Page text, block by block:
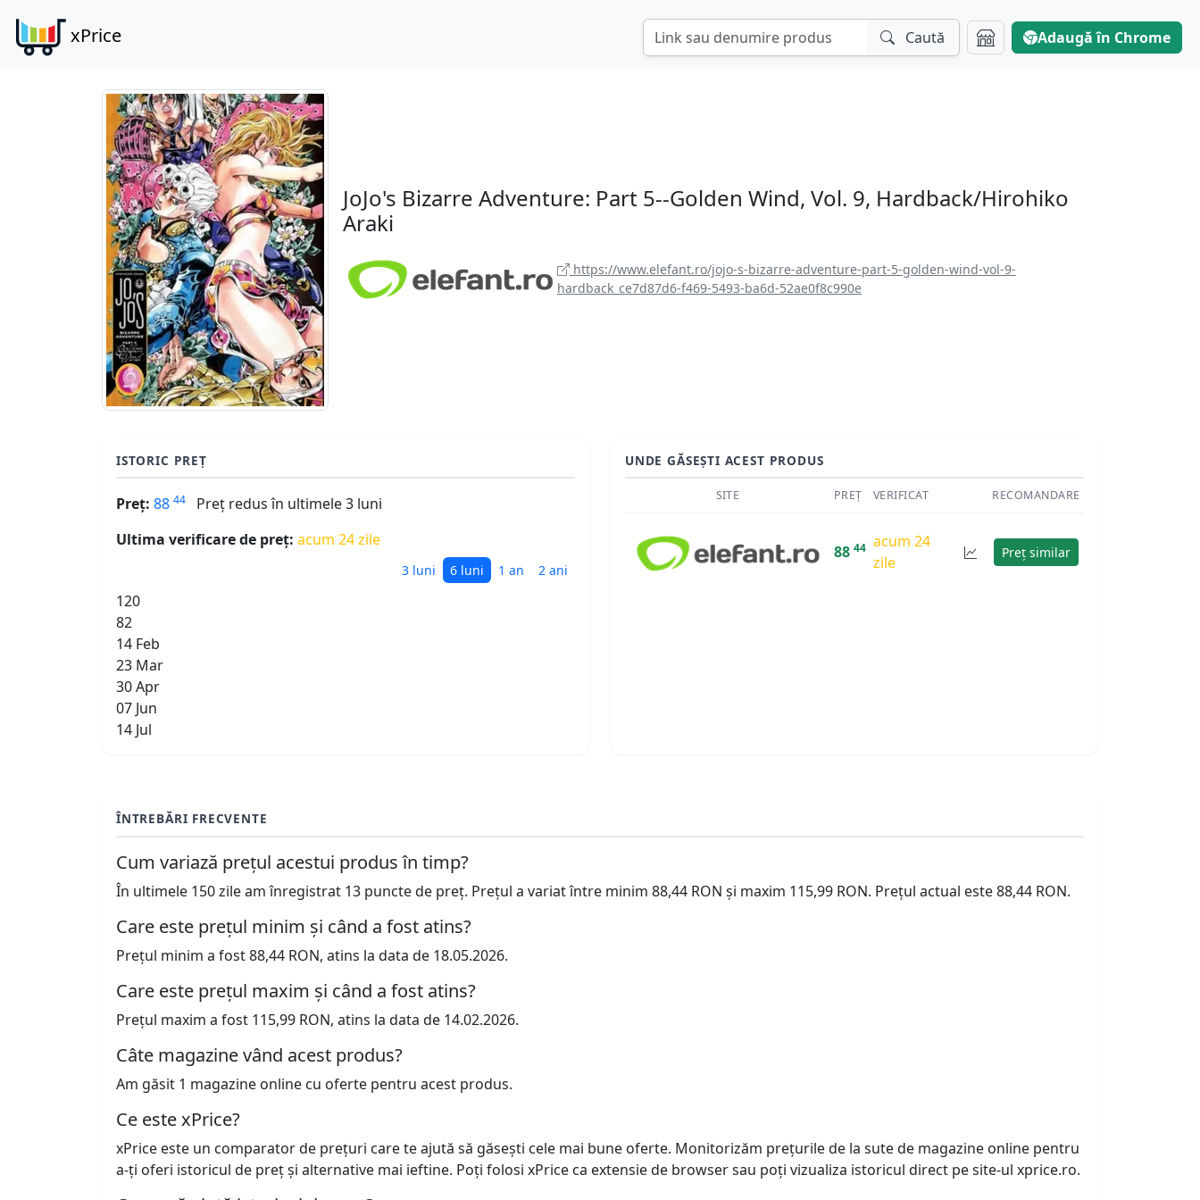
xPrice Caută Adaugă în Chrome
JoJo's Bizarre Adventure: Part 5--Golden Wind, Vol. 9, Hardback/Hirohiko
Araki
https://www.elefant.ro/jojo-s-bizarre-adventure-part-5-golden-wind-vol-9-
hardback_ce7d87d6-f469-5493-ba6d-52ae0f8c990e
ISTORIC PREȚ
Preț: 88 44
Preț redus în ultimele 3 luni
Ultima verificare de preț: acum 24 zile
3 luni 6 luni 1 an 2 ani
120
82
14 Feb
23 Mar
30 Apr
07 Jun
14 Jul
UNDE GĂSEȘTI ACEST PRODUS
SITE PREȚ VERIFICAT RECOMANDARE
88 44 acum 24
zile
Preț similar
ÎNTREBĂRI FRECVENTE
Cum variază prețul acestui produs în timp?
În ultimele 150 zile am înregistrat 13 puncte de preț. Prețul a variat între minim 88,44 RON și maxim 115,99 RON. Prețul actual este 88,44 RON.
Care este prețul minim și când a fost atins?
Prețul minim a fost 88,44 RON, atins la data de 18.05.2026.
Care este prețul maxim și când a fost atins?
Prețul maxim a fost 115,99 RON, atins la data de 14.02.2026.
Câte magazine vând acest produs?
Am găsit 1 magazine online cu oferte pentru acest produs.
Ce este xPrice?
xPrice este un comparator de prețuri care te ajută să găsești cele mai bune oferte. Monitorizăm prețurile de la sute de magazine online pentru
a-ți oferi istoricul de preț și alternative mai ieftine. Poți folosi xPrice ca extensie de browser sau poți vizualiza istoricul direct pe site-ul xprice.ro.